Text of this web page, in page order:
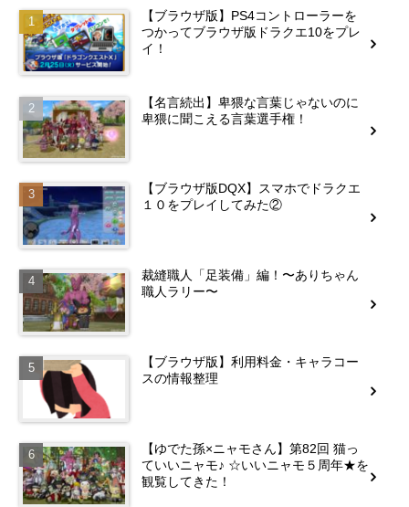
【ブラウザ版】PS4コントローラーを
つかってブラウザ版ドラクエ10をプレ
イ！
【名言続出】卑猥な言葉じゃないのに
卑猥に聞こえる言葉選手権！
【ブラウザ版DQX】スマホでドラクエ
１０をプレイしてみた②
裁縫職人「足装備」編！〜ありちゃん
職人ラリー〜
【ブラウザ版】利用料金・キャラコー
スの情報整理
【ゆでた孫×ニャモさん】第82回 猫っ
ていいニャモ♪ ☆いいニャモ５周年★を
観覧してきた！